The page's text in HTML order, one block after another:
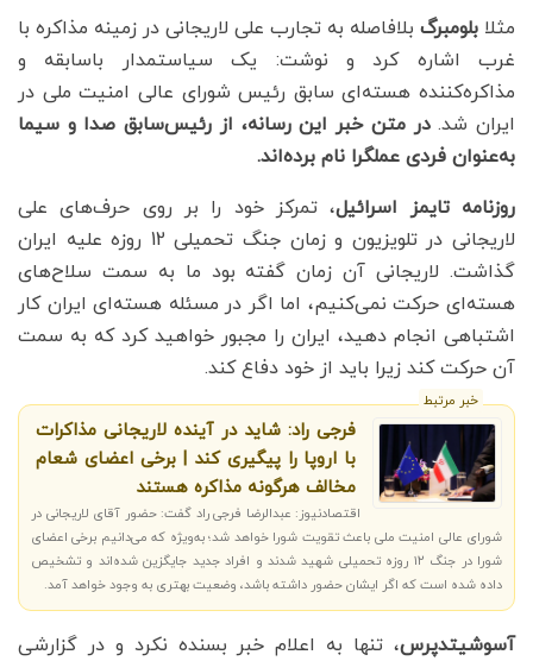
مثلا بلومبرگ بلافاصله به تجارب علی لاریجانی در زمینه مذاکره با
غرب اشاره کرد و نوشت: یک سیاستمدار باسابقه و
مذاکره‌کننده هسته‌ای سابق رئیس شورای عالی امنیت ملی در
ایران شد.در متن خبر این رسانه، از رئیس‌سابق صدا و سیما
به‌عنوان فردی عملگرا نام برده‌اند.
روزنامه تایمز اسرائیل، تمرکز خود را بر روی حرف‌های علی
لاریجانی در تلویزیون و زمان جنگ تحمیلی 12 روزه علیه ایران
گذاشت. لاریجانی آن زمان گفته بود ما به سمت سلاح‌های
هسته‌ای حرکت نمی‌کنیم، اما اگر در مسئله هسته‌ای ایران کار
اشتباهی انجام دهید، ایران را مجبور خواهید کرد که به سمت
آن حرکت کند زیرا باید از خود دفاع کند.
خبر مرتبط
فرجی راد: شاید در آینده لاریجانی مذاکرات
با اروپا را پیگیری کند | برخی اعضای شعام
مخالف هرگونه مذاکره هستند
اقتصادنیوز: عبدالرضا فرجی راد گفت: حضور آقای لاریجانی در
شورای عالی امنیت ملی باعث تقویت شورا خواهد شد؛ به‌ویژه که می‌دانیم برخی اعضای
شورا در جنگ ۱۲ روزه تحمیلی شهید شدند و افراد جدید جایگزین شده‌اند و تشخیص
داده شده است که اگر ایشان حضور داشته باشد، وضعیت بهتری به وجود خواهد آمد.
آسوشیتدپرس، تنها به اعلام خبر بسنده نکرد و در گزارشی